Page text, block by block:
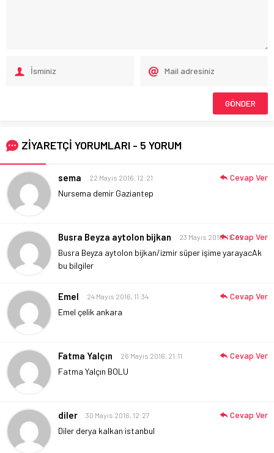
ZİYARETÇİ YORUMLARI - 5 YORUM
sema 22 Mayıs 2016, 12:21
Nursema demir Gaziantep
Cevap Ver
Busra Beyza aytolon bijkan 23 Mayıs 2016, 18:39
Busra Beyza aytolon bijkan/izmir süper işime yarayacAk
bu bilgiler
Cevap Ver
Emel 24 Mayıs 2016, 11:34
Emel çelik ankara
Cevap Ver
Fatma Yalçın 26 Mayıs 2016, 21:11
Fatma Yalçın BOLU
Cevap Ver
diler 30 Mayıs 2016, 12:27
Diler derya kalkan istanbul
Cevap Ver